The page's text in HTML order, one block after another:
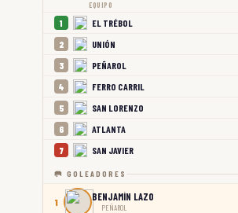
EQUIPO
1 EL TRÉBOL
2 UNIÓN
3 PEÑAROL
4 FERRO CARRIL
5 SAN LORENZO
6 ATLANTA
7 SAN JAVIER
🥅 GOLEADORES
1 BENJAMÍN LAZO
PEÑAROL